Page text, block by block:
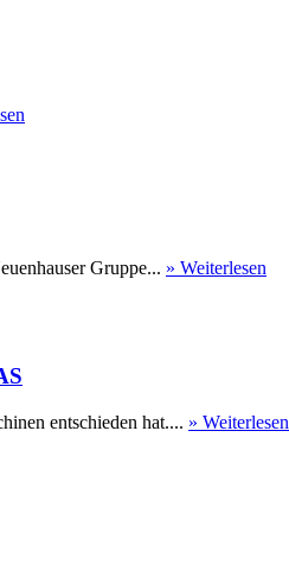
Gruppe... » Weiterlesen
entschieden hat.... » Weiterlesen